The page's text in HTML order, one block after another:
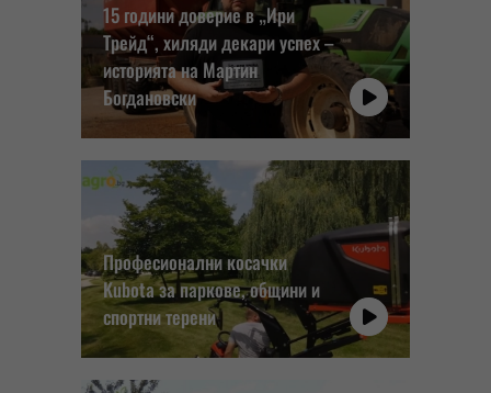
15 години доверие в „Ири
Трейд“, хиляди декари успех –
историята на Мартин
Богдановски
Професионални косачки
Kubota за паркове, общини и
спортни терени